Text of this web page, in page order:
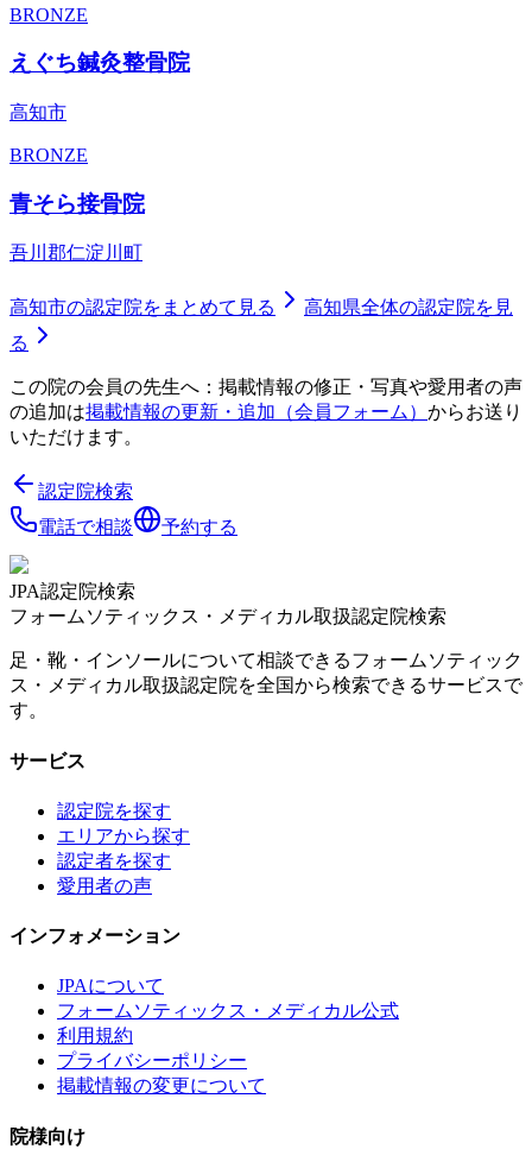
BRONZE
えぐち鍼灸整骨院
高知市
BRONZE
青そら接骨院
吾川郡仁淀川町
高知市の認定院をまとめて見る 高知県全体の認定院を見
る
この院の会員の先生へ：掲載情報の修正・写真や愛用者の声
の追加は掲載情報の更新・追加（会員フォーム） からお送り
いただけます。
認定院検索
電話で相談
予約する
JPA認定院検索
フォームソティックス・メディカル取扱認定院検索
足・靴・インソールについて相談できるフォームソティック
ス・メディカル取扱認定院を全国から検索できるサービスで
す。
サービス
認定院を探す
エリアから探す
認定者を探す
愛用者の声
インフォメーション
JPAについて
フォームソティックス・メディカル公式
利用規約
プライバシーポリシー
掲載情報の変更について
院様向け